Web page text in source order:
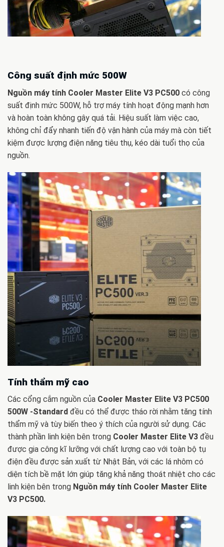
Công suất định mức 500W
Nguồn máy tính Cooler Master Elite V3 PC500 có công
suất định mức 500W, hỗ trợ máy tính hoạt động mạnh hơn
và hoàn toàn không gây quá tải. Hiệu suất làm việc cao,
không chỉ đẩy nhanh tiến độ vận hành của máy mà còn tiết
kiệm được lượng điện năng tiêu thụ, kéo dài tuổi thọ của
nguồn.
Tính thẩm mỹ cao
Các cổng cắm nguồn của Cooler Master Elite V3 PC500
500W -Standard đều có thể được tháo rời nhằm tăng tính
thẩm mỹ và tùy biến theo ý thích của người sử dụng. Các
thành phần linh kiện bên trong Cooler Master Elite V3 đều
được gia công kĩ lưỡng với chất lượng cao với toàn bộ tụ
điện đều được sản xuất từ Nhật Bản, với các lá nhôm có
diện tích bề mặt lớn giúp tăng khả năng thoát nhiệt cho các
linh kiện bên trong Nguồn máy tính Cooler Master Elite
V3 PC500.